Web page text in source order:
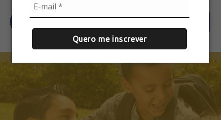
Quero me inscrever